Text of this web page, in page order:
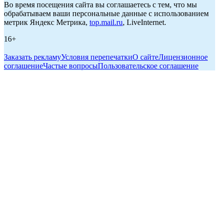
Во время посещения сайта вы соглашаетесь с тем, что мы
обрабатываем ваши персональные данные с использованием
метрик Яндекс Метрика, top.mail.ru, LiveInternet.
16+
Заказать рекламуУсловия перепечаткиО сайтеЛицензионное
соглашениеЧастые вопросыПользовательское соглашение